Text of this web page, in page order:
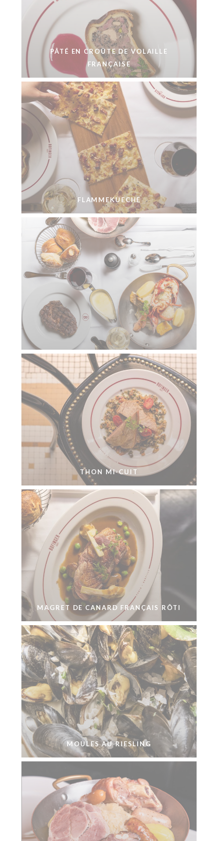
PÂTÉ EN CROÛTE DE VOLAILLE
FRANÇAISE
FLAMMEKUECHE
THON MI-CUIT
MAGRET DE CANARD FRANÇAIS RÔTI
MOULES AU RIESLING